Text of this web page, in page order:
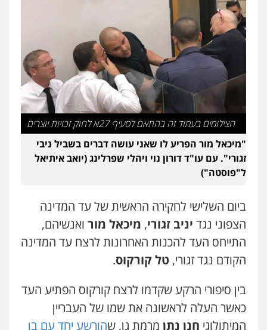
הצילומים בעמוד זה בהתאם לסעיף 27א לחוק זכויות יוצרים
"מיכאל מור הפריע לו שאני עושה דברים בשביל ניבי
זגורי". עם עו"ד דורון נוי ויהלי שפרלינג (יואב איתיאל
ל"פוסטה")
ביום השלישי לחקירה הראשית של עד המדינה
הצפוני נגד יניב זגורי, מיכאל מור ואנשיהם,
התייחס העד להכנות האחרונות לרצח עד המדינה
הקודם נגד זגורי, טל קורקוס.
בין סיפורי הרקע שקדמו לרצח קורקוס הפתיע העד
כאשר העלה לראשונה את שמו של העבריין
המיתולוגי חנן נתן מרמת גן, שהורשע יחד עם בן